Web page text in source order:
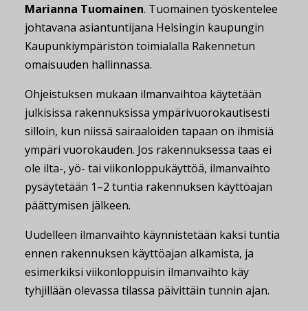
Marianna Tuomainen. Tuomainen työskentelee
johtavana asiantuntijana Helsingin kaupungin
Kaupunkiympäristön toimialalla Rakennetun
omaisuuden hallinnassa.
Ohjeistuksen mukaan ilmanvaihtoa käytetään
julkisissa rakennuksissa ympärivuorokautisesti
silloin, kun niissä sairaaloiden tapaan on ihmisiä
ympäri vuorokauden. Jos rakennuksessa taas ei
ole ilta-, yö- tai viikonloppukäyttöä, ilmanvaihto
pysäytetään 1–2 tuntia rakennuksen käyttöajan
päättymisen jälkeen.
Uudelleen ilmanvaihto käynnistetään kaksi tuntia
ennen rakennuksen käyttöajan alkamista, ja
esimerkiksi viikonloppuisin ilmanvaihto käy
tyhjillään olevassa tilassa päivittäin tunnin ajan.